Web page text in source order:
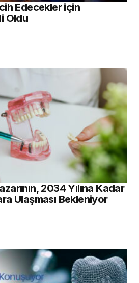
Edecekler için
Oldu
2034 Yılına Kadar
Ulaşması Bekleniyor